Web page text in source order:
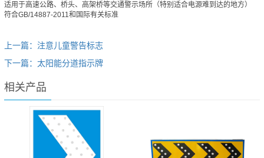
适用于高速公路、桥头、高架桥等交通警示场所（特别适合电源难到达的地方）
符合GB/14887-2011和国际有关标准
上一篇：注意儿童警告标志
下一篇：太阳能分道指示牌
相关产品